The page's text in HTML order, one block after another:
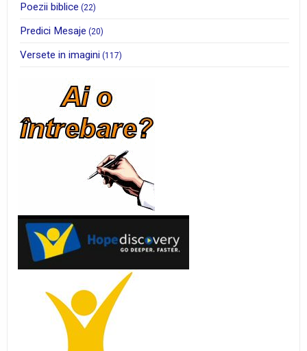
Poezii biblice (22)
Predici Mesaje (20)
Versete in imagini (117)